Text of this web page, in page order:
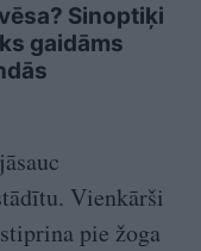
Sinoptiķi
gaidāms
Vienkārši
pie žoga